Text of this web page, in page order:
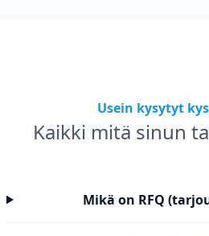
Usein kysytyt
Kaikki mitä sinun
Mikä on RFQ